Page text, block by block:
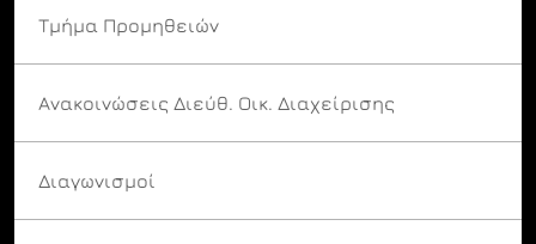
Τμήμα Προμηθειών
Ανακοινώσεις Διεύθ. Οικ. Διαχείρισης
Διαγωνισμοί